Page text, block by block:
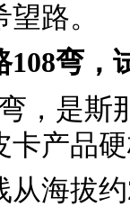
路。
108弯，
，是斯
卡产品
从海拔